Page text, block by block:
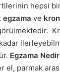
hepsi
egzama ve
görülmektedir.
Egzama
parmak